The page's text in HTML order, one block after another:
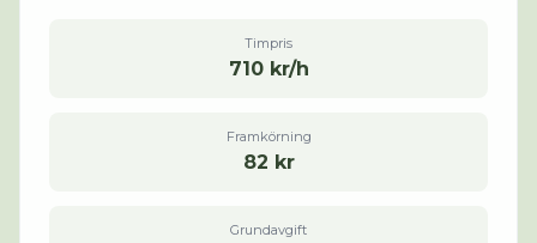
Timpris
710 kr/h
Framkörning
82 kr
Grundavgift